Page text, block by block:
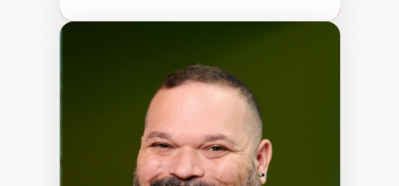
Discours sur la ville et représentations
Mosquées, formes et usages au Canada
Reconnaissance et représentations des
communautés immigrantes dans l'espace
Design architectural et urbain
Patrimoine et patrimonialisation
Études postcoloniales et décolonisation des